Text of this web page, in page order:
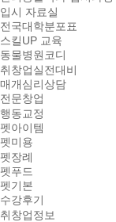
입시 자료실
전국대학분포표
스킬UP 교육
동물병원코디
취창업실전대비
매개심리상담
전문창업
행동교정
펫아이템
펫미용
펫장례
펫푸드
펫기본
수강후기
취창업정보